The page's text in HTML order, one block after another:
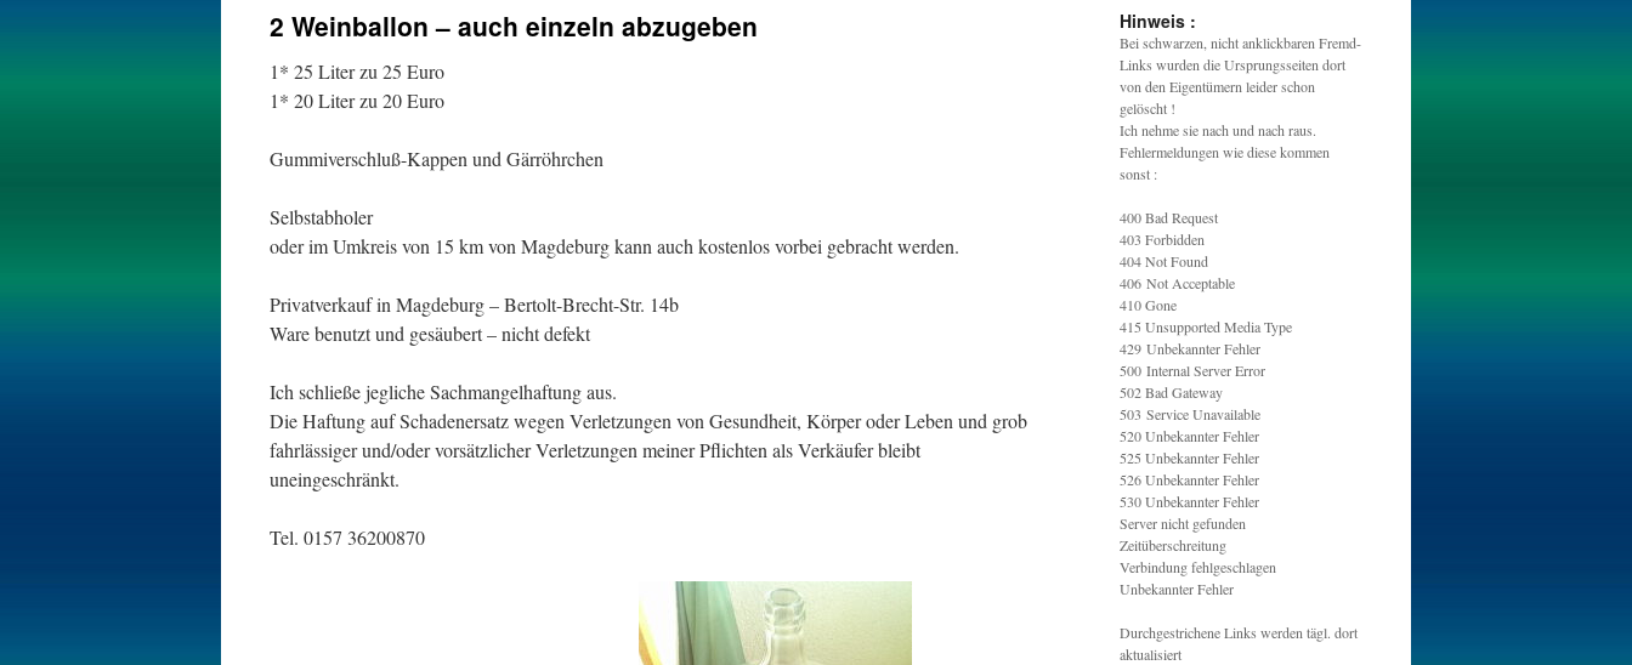
2 Weinballon – auch einzeln abzugeben
1* 25 Liter zu 25 Euro
1* 20 Liter zu 20 Euro
Gummiverschluß-Kappen und Gärröhrchen
Selbstabholer
oder im Umkreis von 15 km von Magdeburg kann auch kostenlos vorbei gebracht werden.
Privatverkauf in Magdeburg – Bertolt-Brecht-Str. 14b
Ware benutzt und gesäubert – nicht defekt
Ich schließe jegliche Sachmangelhaftung aus.
Die Haftung auf Schadenersatz wegen Verletzungen von Gesundheit, Körper oder Leben und grob
fahrlässiger und/oder vorsätzlicher Verletzungen meiner Pflichten als Verkäufer bleibt
uneingeschränkt.
Tel. 0157 36200870
Hinweis :
Bei schwarzen, nicht anklickbaren Fremd-
Links wurden die Ursprungsseiten dort
von den Eigentümern leider schon
gelöscht !
Ich nehme sie nach und nach raus.
Fehlermeldungen wie diese kommen
sonst :
400 Bad Request
403 Forbidden
404 Not Found
406 Not Acceptable
410 Gone
415 Unsupported Media Type
429 Unbekannter Fehler
500 Internal Server Error
502Bad Gateway
503 Service Unavailable
520Unbekannter Fehler
525 Unbekannter Fehler
526 Unbekannter Fehler
530Unbekannter Fehler
Server nicht gefunden
Zeitüberschreitung
Verbindung fehlgeschlagen
Unbekannter Fehler
Durchgestrichene Links werden tägl. dort
aktualisiert